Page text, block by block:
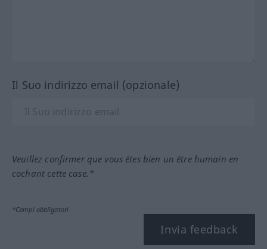
Il Suo indirizzo email (opzionale)
Veuillez confirmer que vous êtes bien un être humain en
cochant cette case.*
*Campi obbligatori
Invia feedback